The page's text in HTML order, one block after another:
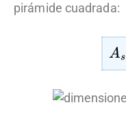
pirámide cuadrada:
A
_
s
As